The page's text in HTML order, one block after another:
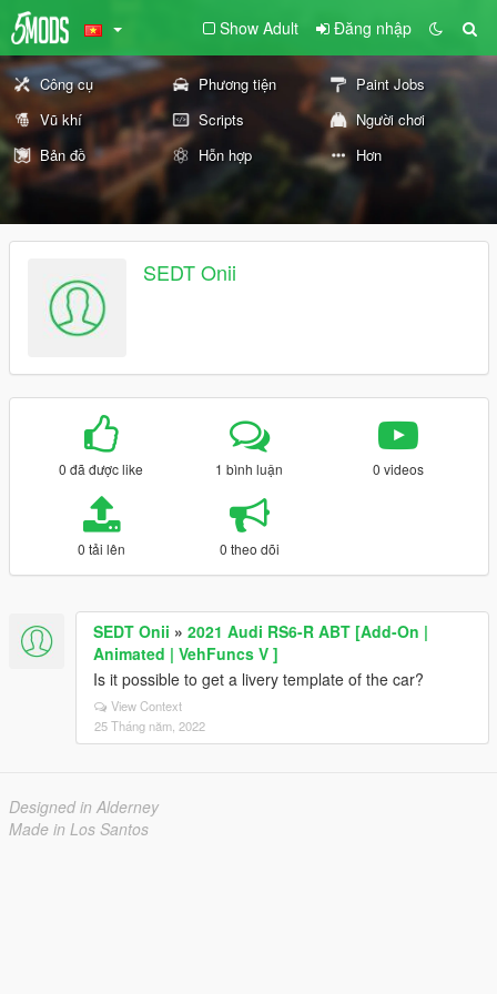
Show Adult Đăng nhập
Công cụ Phương tiện
Paint Jobs
Vũ khí
Scripts
Người chơi
Bản đồ
Hỗn hợp Hơn
SEDT Onii
0 đã được like 1 bình luận 0 videos
0 tải lên 0 theo dõi
SEDT Onii » 2021 Audi RS6-R ABT [Add-On |
Animated | VehFuncs V ]
Is it possible to get a livery template of the car?
View Context
25 Tháng năm, 2022
Designed in Alderney
Made in Los Santos